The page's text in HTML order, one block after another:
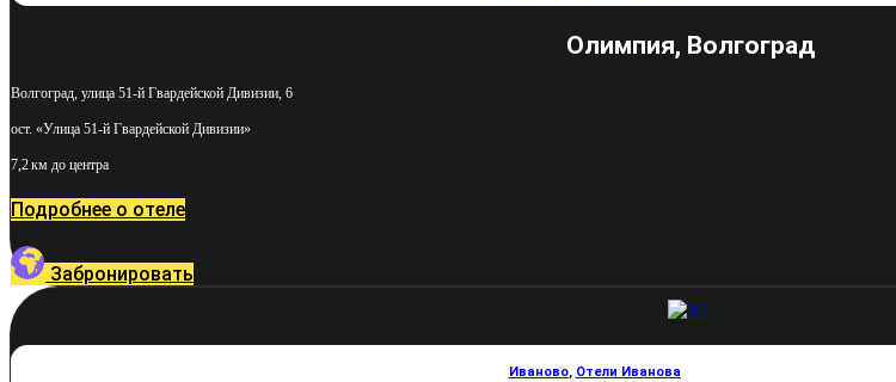
Олимпия, Волгоград
Волгоград, улица 51-й Гвардейской Дивизии, 6
ост. «Улица 51-й Гвардейской Дивизии»
7,2 км до центра
Подробнее о отеле
Забронировать
Иваново, Отели Иванова